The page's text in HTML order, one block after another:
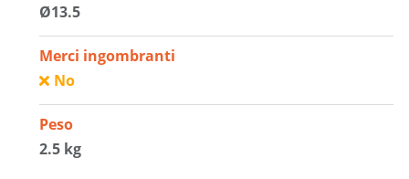
Ø13.5
Merci ingombranti
No
Peso
2.5 kg